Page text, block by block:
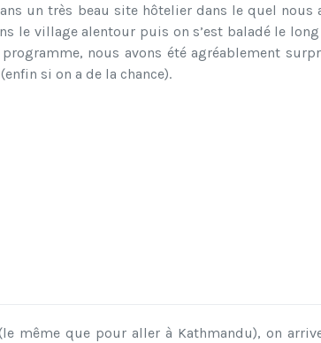
un très beau site hôtelier dans le quel
le village alentour puis on s’est baladé le
nous avons été agréablement
si on a de la chance).
même que pour aller à Kathmandu), on